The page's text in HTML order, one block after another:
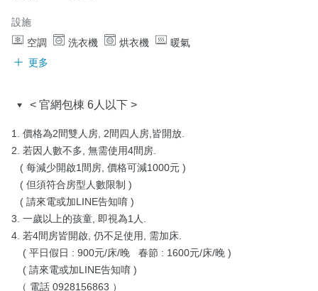
設施
空調
洗衣機 烘衣機
暖氣
更多
< 官網包棟 6人以下 >
1. 價格為2間雙人房, 2間四人房,皆開放.
2. 若因人數不多, 無需使用4間房.
3. 一歲以上的孩童, 即視為1人.
4. 若4間房皆開啟, 仍不足使用, 需加床.